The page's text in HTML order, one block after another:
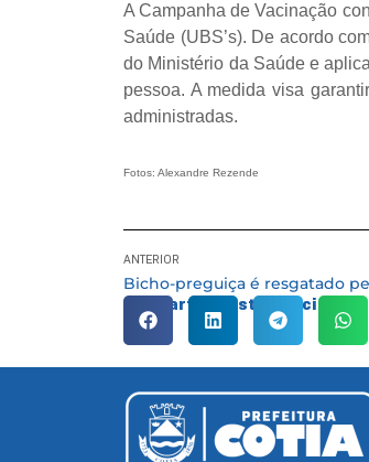
A Campanha de Vacinação
Saúde (UBS’s). De acordo
do Ministério da Saúde e
pessoa. A medida visa
administradas.
Fotos: Alexandre Rezende
ANTERIOR
Compartilhe esta notícia: